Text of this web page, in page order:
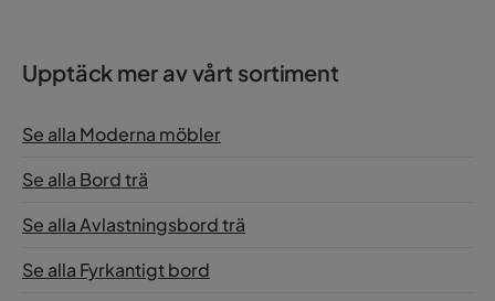
Upptäck mer av vårt sortiment
Se alla Moderna möbler
Se alla Bord trä
Se alla Avlastningsbord trä
Se alla Fyrkantigt bord